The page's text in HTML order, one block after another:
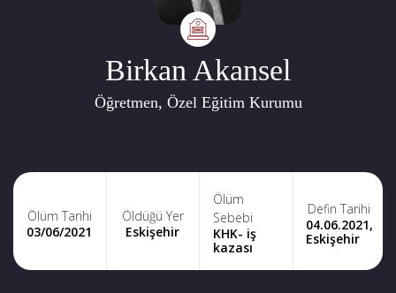
Birkan Akansel
Öğretmen, Özel Eğitim Kurumu
Ölüm Tarihi
03/06/2021
Öldüğü Yer
Eskişehir
Ölüm
Sebebi
KHK- iş
kazası
Defin Tarihi
04.06.2021,
Eskişehir